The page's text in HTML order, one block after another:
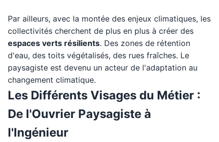
Par ailleurs, avec la montée des enjeux climatiques, les
collectivités cherchent de plus en plus à créer des
espaces verts résilients. Des zones de rétention
d'eau, des toits végétalisés, des rues fraîches. Le
paysagiste est devenu un acteur de l'adaptation au
changement climatique.
Les Différents Visages du Métier :
De l'Ouvrier Paysagiste à
l'Ingénieur